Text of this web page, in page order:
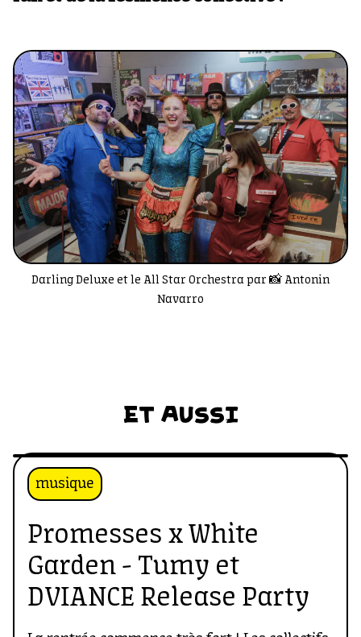
Darling Deluxe et le All Star Orchestra par 📸 Antonin
Navarro
ET AUSSI
musique
Promesses x White
Garden - Tumy et
DVIANCE Release Party